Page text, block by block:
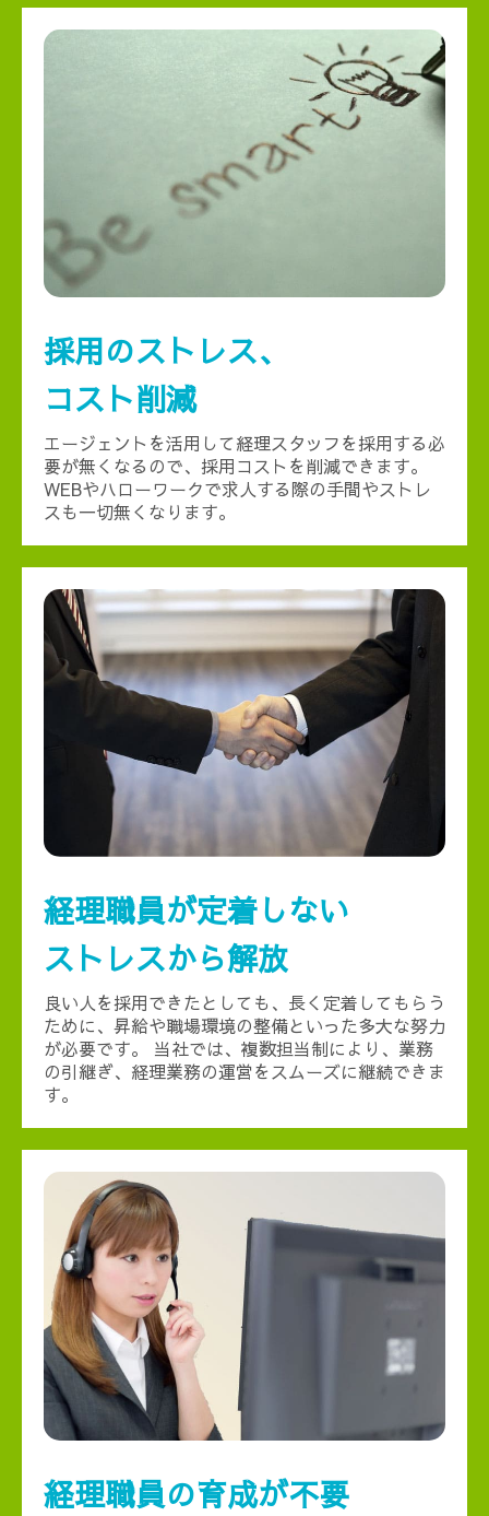
採用のストレス、
コスト削減
エージェントを活用して経理スタッフを採用する必
要が無くなるので、採用コストを削減できます。
WEBやハローワークで求人する際の手間やストレ
スも一切無くなります。
経理職員が定着しない
ストレスから解放
良い人を採用できたとしても、長く定着してもらう
ために、昇給や職場環境の整備といった多大な努力
が必要です。 当社では、複数担当制により、業務
の引継ぎ、経理業務の運営をスムーズに継続できま
す。
経理職員の育成が不要